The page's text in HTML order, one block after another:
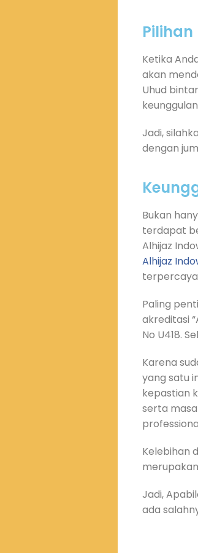
Pilihan
Ketika
akan
Uhud
Jadi,
dengan
Bukan
terdapat
Alhijaz
Alhijaz
terpercaya
Paling
akreditasi
No U418.
Karena
yang satu
kepastian
serta
Kelebihan
Jadi,
ada